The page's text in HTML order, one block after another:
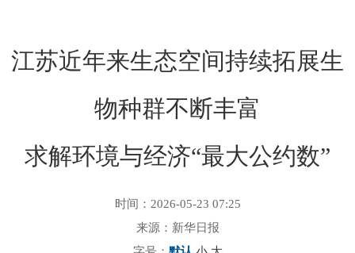
江苏近年来生态空间持续拓展生
物种群不断丰富
求解环境与经济“最大公约数”
时间：2026-05-23 07:25
来源：新华日报